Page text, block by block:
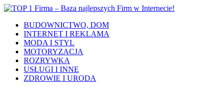
BUDOWNICTWO, DOM
INTERNET I REKLAMA
MODA I STYL
MOTORYZACJA
ROZRYWKA
USŁUGI I INNE
ZDROWIE I URODA